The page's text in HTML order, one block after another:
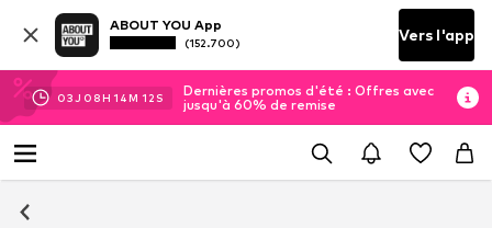
ABOUT YOU App
(152.700) Vers l'app
03J 08H 14M 12 S
Dernières promos d'été : Offres avec
jusqu'à 60% de remise